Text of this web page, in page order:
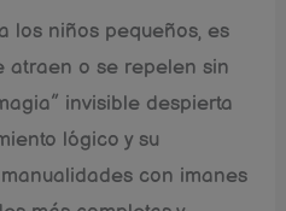
los niños pequeños, es
atraen o se repelen sin
invisible despierta
lógico y su
con imanes